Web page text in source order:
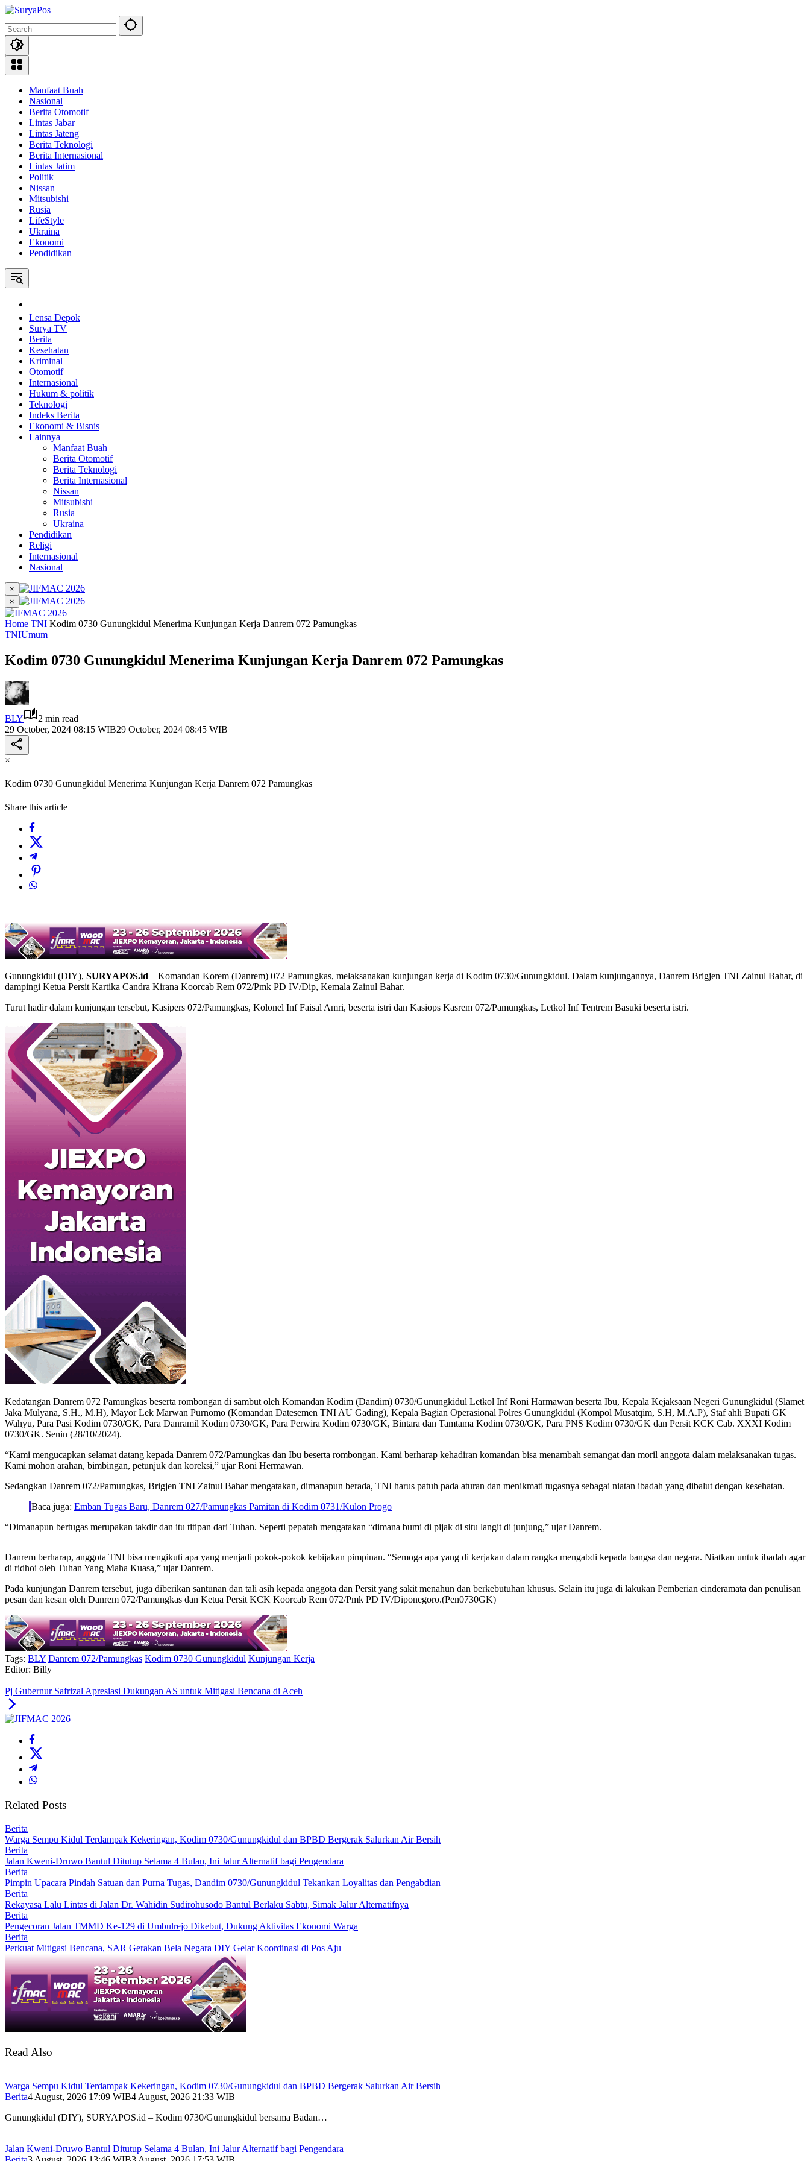
Skip
content
Manfaat Buah
Nasional
Berita Otomotif
Lintas Jabar
Lintas Jateng
Berita Teknologi
Berita Internasional
Lintas Jatim
Politik
Nissan
Mitsubishi
Rusia
LifeStyle
Ukraina
Ekonomi
Pendidikan
Lensa Depok
Surya TV
Berita
Kesehatan
Kriminal
Otomotif
Internasional
Hukum & politik
Teknologi
Indeks Berita
Ekonomi & Bisnis
Lainnya
Manfaat Buah
Berita Otomotif
Berita Teknologi
Berita Internasional
Nissan
Mitsubishi
Rusia
Ukraina
Pendidikan
Religi
Internasional
Nasional
×
×
Home TNI Kodim 0730 Gunungkidul Menerima Kunjungan Kerja Danrem 072 Pamungkas
TNIUmum
Kodim 0730 Gunungkidul Menerima Kunjungan Kerja Danrem 072 Pamungkas
BLY
2 min read
29 October, 2024 08:15 WIB29 October, 2024 08:45 WIB
×
Kodim 0730 Gunungkidul Menerima Kunjungan Kerja Danrem 072 Pamungkas
Share this article
Gunungkidul (DIY), SURYAPOS.id – Komandan Korem (Danrem) 072 Pamungkas, melaksanakan kunjungan kerja di Kodim 0730/Gunungkidul. Dalam kunjungannya, Danrem Brigjen TNI Zainul Bahar, di
dampingi Ketua Persit Kartika Candra Kirana Koorcab Rem 072/Pmk PD IV/Dip, Kemala Zainul Bahar.
Turut hadir dalam kunjungan tersebut, Kasipers 072/Pamungkas, Kolonel Inf Faisal Amri, beserta istri dan Kasiops Kasrem 072/Pamungkas, Letkol Inf Tentrem Basuki beserta istri.
Kedatangan Danrem 072 Pamungkas beserta rombongan di sambut oleh Komandan Kodim (Dandim) 0730/Gunungkidul Letkol Inf Roni Harmawan beserta Ibu, Kepala Kejaksaan Negeri Gunungkidul (Slamet
Jaka Mulyana, S.H., M.H), Mayor Lek Marwan Purnomo (Komandan Datesemen TNI AU Gading), Kepala Bagian Operasional Polres Gunungkidul (Kompol Musatqim, S.H, M.A.P), Staf ahli Bupati GK
Wahyu, Para Pasi Kodim 0730/GK, Para Danramil Kodim 0730/GK, Para Perwira Kodim 0730/GK, Bintara dan Tamtama Kodim 0730/GK, Para PNS Kodim 0730/GK dan Persit KCK Cab. XXXI Kodim
0730/GK. Senin (28/10/2024).
“Kami mengucapkan selamat datang kepada Danrem 072/Pamungkas dan Ibu beserta rombongan. Kami berharap kehadiran komandan bisa menambah semangat dan moril anggota dalam melaksanakan tugas.
Kami mohon arahan, bimbingan, petunjuk dan koreksi,” ujar Roni Hermawan.
Sedangkan Danrem 072/Pamungkas, Brigjen TNI Zainul Bahar mengatakan, dimanapun berada, TNI harus patuh pada aturan dan menikmati tugasnya sebagai niatan ibadah yang dibalut dengan kesehatan.
Baca juga: Emban Tugas Baru, Danrem 027/Pamungkas Pamitan di Kodim 0731/Kulon Progo
“Dimanapun bertugas merupakan takdir dan itu titipan dari Tuhan. Seperti pepatah mengatakan “dimana bumi di pijak di situ langit di junjung,” ujar Danrem.
Danrem berharap, anggota TNI bisa mengikuti apa yang menjadi pokok-pokok kebijakan pimpinan. “Semoga apa yang di kerjakan dalam rangka mengabdi kepada bangsa dan negara. Niatkan untuk ibadah agar
di ridhoi oleh Tuhan Yang Maha Kuasa,” ujar Danrem.
Pada kunjungan Danrem tersebut, juga diberikan santunan dan tali asih kepada anggota dan Persit yang sakit menahun dan berkebutuhan khusus. Selain itu juga di lakukan Pemberian cinderamata dan penulisan
pesan dan kesan oleh Danrem 072/Pamungkas dan Ketua Persit KCK Koorcab Rem 072/Pmk PD IV/Diponegoro.(Pen0730GK)
Tags: BLY Danrem 072/Pamungkas Kodim 0730 Gunungkidul Kunjungan Kerja
Editor: Billy
Pj Gubernur Safrizal Apresiasi Dukungan AS untuk Mitigasi Bencana di Aceh
Related Posts
Berita
Warga Sempu Kidul Terdampak Kekeringan, Kodim 0730/Gunungkidul dan BPBD Bergerak Salurkan Air Bersih
Berita
Jalan Kweni-Druwo Bantul Ditutup Selama 4 Bulan, Ini Jalur Alternatif bagi Pengendara
Berita
Pimpin Upacara Pindah Satuan dan Purna Tugas, Dandim 0730/Gunungkidul Tekankan Loyalitas dan Pengabdian
Berita
Rekayasa Lalu Lintas di Jalan Dr. Wahidin Sudirohusodo Bantul Berlaku Sabtu, Simak Jalur Alternatifnya
Berita
Pengecoran Jalan TMMD Ke-129 di Umbulrejo Dikebut, Dukung Aktivitas Ekonomi Warga
Berita
Perkuat Mitigasi Bencana, SAR Gerakan Bela Negara DIY Gelar Koordinasi di Pos Aju
Read Also
Warga Sempu Kidul Terdampak Kekeringan, Kodim 0730/Gunungkidul dan BPBD Bergerak Salurkan Air Bersih
Berita4 August, 2026 17:09 WIB4 August, 2026 21:33 WIB
Gunungkidul (DIY), SURYAPOS.id – Kodim 0730/Gunungkidul bersama Badan…
Jalan Kweni-Druwo Bantul Ditutup Selama 4 Bulan, Ini Jalur Alternatif bagi Pengendara